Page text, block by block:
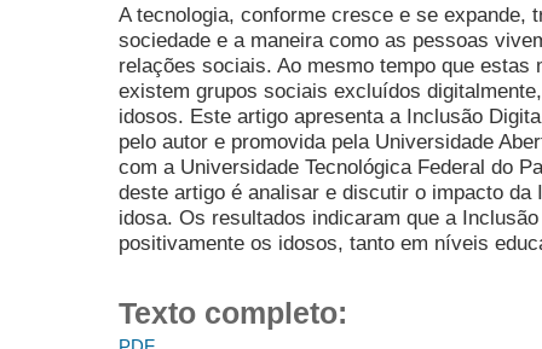
A tecnologia, conforme cresce e se expande,
sociedade e a maneira como as pessoas
relações sociais. Ao mesmo tempo que estas
existem grupos sociais excluídos
idosos. Este artigo apresenta a Inclusão
pelo autor e promovida pela Universidade
com a Universidade Tecnológica Federal do
deste artigo é analisar e discutir o impacto
idosa. Os resultados indicaram que a
positivamente os idosos, tanto em níveis
Texto completo: